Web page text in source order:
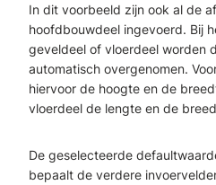
In dit voorbeeld zijn ook al de
hoofdbouwdeel ingevoerd. Bij
geveldeel of vloerdeel worden
automatisch overgenomen.
hiervoor de hoogte en de
vloerdeel de lengte en de
De geselecteerde
bepaalt de verdere